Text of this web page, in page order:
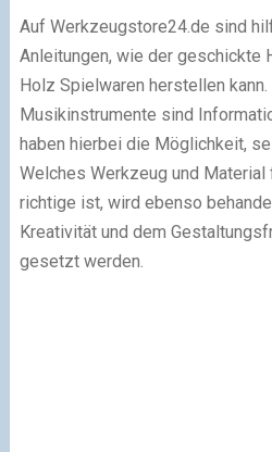
Auf Werkzeugstore24.de sind
Anleitungen, wie der geschickte
Holz Spielwaren herstellen
Musikinstrumente sind
haben hierbei die Möglichkeit,
Welches Werkzeug und Material
richtige ist, wird ebenso
Kreativität und dem
gesetzt werden.